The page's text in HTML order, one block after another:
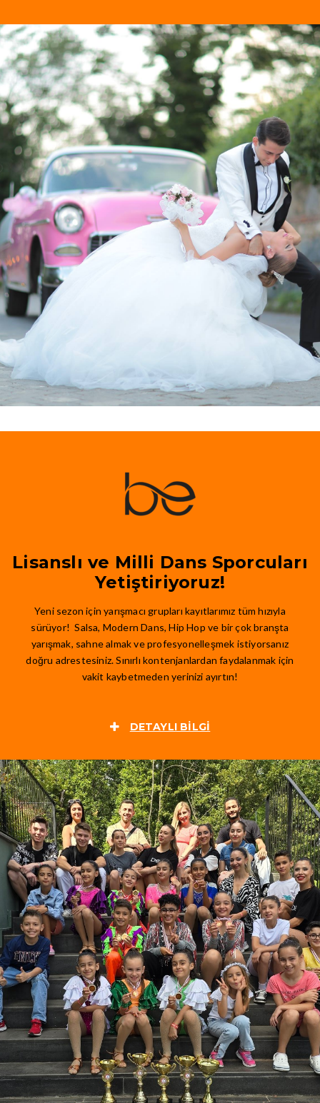
Lisanslı ve Milli Dans Sporcuları
Yetiştiriyoruz!
Yeni sezon için yarışmacı grupları kayıtlarımız tüm hızıyla
sürüyor! Salsa, Modern Dans, Hip Hop ve bir çok branşta
yarışmak, sahne almak ve profesyonelleşmek istiyorsanız
doğru adrestesiniz. Sınırlı kontenjanlardan faydalanmak için
vakit kaybetmeden yerinizi ayırtın!
DETAYLI BILGI